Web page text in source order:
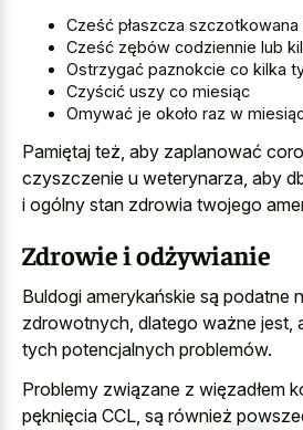
Cześć płaszcza
Cześć zębów codziennie lub
Ostrzygać paznokcie co kilka
Czyścić uszy co miesiąc
Omywać je około raz w
Pamiętaj też, aby zaplanować
czyszczenie u weterynarza, aby
i ogólny stan zdrowia twojego
Zdrowie i odżywianie
Buldogi amerykańskie są podatne
zdrowotnych, dlatego ważne jest,
tych potencjalnych problemów.
Problemy związane z więzadłem
pęknięcia CCL, są również